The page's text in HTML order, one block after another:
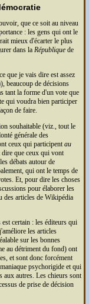
que ce soit au niveau
: les gens qui ont le
mieux d'écarter le plus
dans la Républiquede
que je vais dire est assez
beaucoup de décisions
tant la forme d'un vote que
qui voudra bien participer
de faire.
souhaitable (viz., tout le
générale des
ceux qui participent au
que ceux qui vont
débats autour de
qui ont le temps de
Et, pour dire les choses
pour élaborer les
des articles de Wikipédia
certain : les éditeurs qui
les articles
sur les bonnes
au détriment du fond) ont
et sont donc forcément
psychorigide et qui
aux autres. Les chieurs sont
de prise de décision